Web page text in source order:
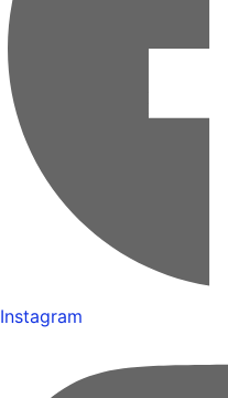
Instagram